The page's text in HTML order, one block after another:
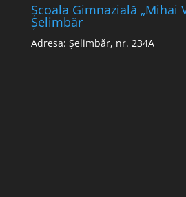
Școala Gimnazială „Mihai
Șelimbăr
Adresa: Șelimbăr, nr. 234A